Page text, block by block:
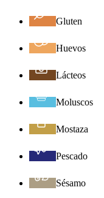
Gluten
Huevos
Lácteos
Moluscos
Mostaza
Pescado
Sésamo